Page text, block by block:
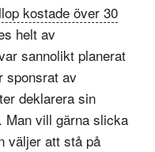
kostade över 30
helt av
sannolikt planerat
sponsrat av
deklarera sin
Man vill gärna slicka
väljer att stå på